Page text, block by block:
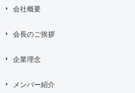
グループ企業情報
会社概要
会長のご挨拶